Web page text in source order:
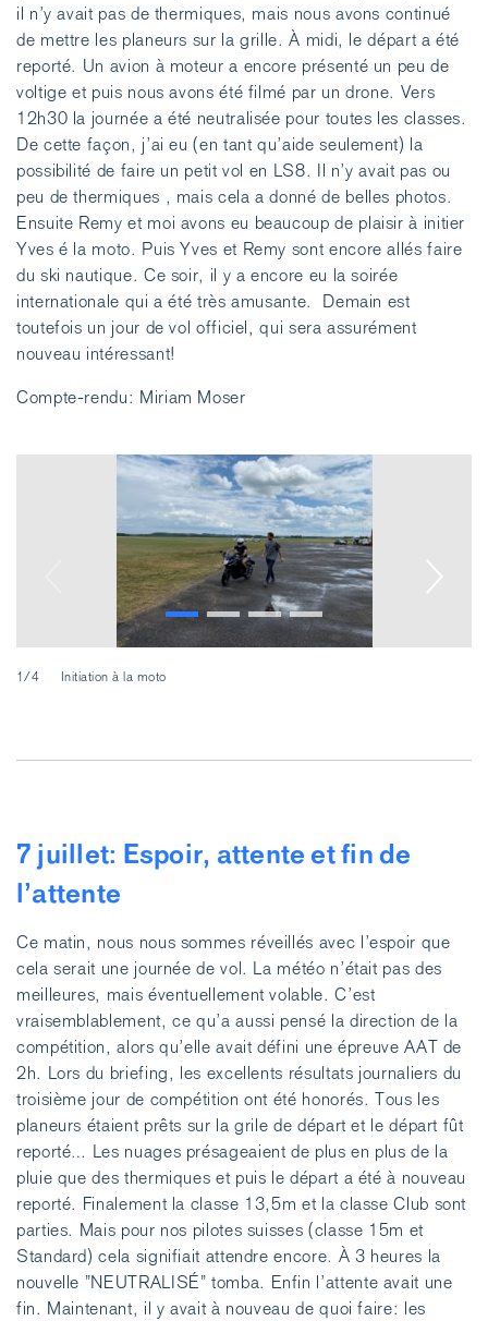
il n’y avait pas de thermiques, mais nous avons continué
de mettre les planeurs sur la grille. À midi, le départ a été
reporté. Un avion à moteur a encore présenté un peu de
voltige et puis nous avons été filmé par un drone. Vers
12h30 la journée a été neutralisée pour toutes les classes.
De cette façon, j’ai eu (en tant qu’aide seulement) la
possibilité de faire un petit vol en LS8. Il n’y avait pas ou
peu de thermiques , mais cela a donné de belles photos.
Ensuite Remy et moi avons eu beaucoup de plaisir à initier
Yves é la moto. Puis Yves et Remy sont encore allés faire
du ski nautique. Ce soir, il y a encore eu la soirée
internationale qui a été très amusante. Demain est
toutefois un jour de vol officiel, qui sera assurément
nouveau intéressant!
Compte-rendu: Miriam Moser
1/4 Initiation à la moto
7 juillet: Espoir, attente et fin de
l’attente
Ce matin, nous nous sommes réveillés avec l’espoir que
cela serait une journée de vol. La météo n’était pas des
meilleures, mais éventuellement volable. C’est
vraisemblablement, ce qu’a aussi pensé la direction de la
compétition, alors qu’elle avait défini une épreuve AAT de
2h. Lors du briefing, les excellents résultats journaliers du
troisième jour de compétition ont été honorés. Tous les
planeurs étaient prêts sur la grile de départ et le départ fût
reporté… Les nuages présageaient de plus en plus de la
pluie que des thermiques et puis le départ a été à nouveau
reporté. Finalement la classe 13,5m et la classe Club sont
parties. Mais pour nos pilotes suisses (classe 15m et
Standard) cela signifiait attendre encore. À 3 heures la
nouvelle ”NEUTRALISÉ” tomba. Enfin l’attente avait une
fin. Maintenant, il y avait à nouveau de quoi faire: les